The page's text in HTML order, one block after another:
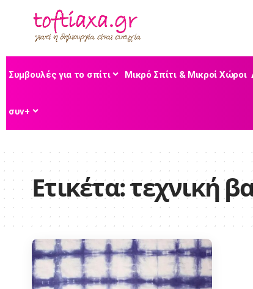
Συμβουλές για το σπίτι Μικρό Σπίτι & Μικροί Χώροι
συν+
Ετικέτα:τεχνική